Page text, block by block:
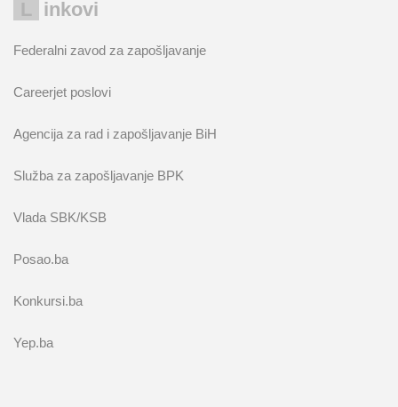
Linkovi
Federalni zavod za zapošljavanje
Careerjet poslovi
Agencija za rad i zapošljavanje BiH
Služba za zapošljavanje BPK
Vlada SBK/KSB
Posao.ba
Konkursi.ba
Yep.ba